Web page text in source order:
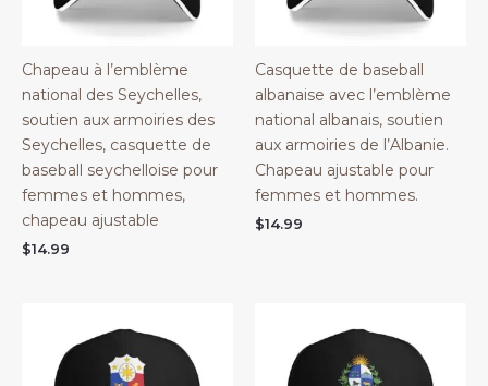
Chapeau à l’emblème
national des Seychelles,
soutien aux armoiries des
Seychelles, casquette de
baseball seychelloise pour
femmes et hommes,
chapeau ajustable
$14.99
Casquette de baseball
albanaise avec l’emblème
national albanais, soutien
aux armoiries de l’Albanie.
Chapeau ajustable pour
femmes et hommes.
$14.99